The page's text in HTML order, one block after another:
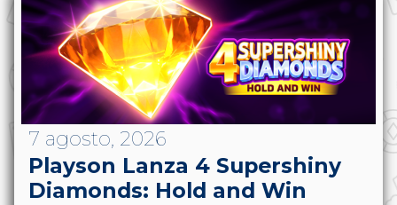
7 agosto, 2026
Playson Lanza 4 Supershiny
Diamonds: Hold and Win